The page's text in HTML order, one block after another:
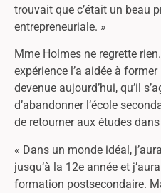
trouvait que c’était un beau
entrepreneuriale. »
Mme Holmes ne regrette
expérience l’a aidée à
devenue aujourd’hui, qu’il
d’abandonner l’école
de retourner aux études
« Dans un monde idéal,
jusqu’à la 12e année et
formation postsecondaire.